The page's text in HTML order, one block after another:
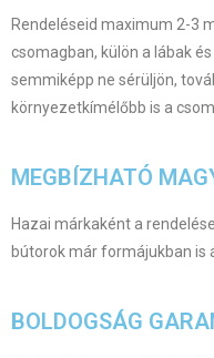
Rendeléseid maximum 2-3
csomagban, külön a lábak
semmiképp ne sérüljön,
környezetkímélőbb is a
MEGBÍZHATÓ
Hazai márkaként a
bútorok már formájukban is
BOLDOGSÁG